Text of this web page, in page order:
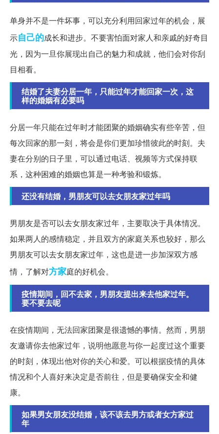
单身并不是一件坏事，可以充分利用回家过年的机会，展
示自己的成长和进步。不要害怕面对家人和亲戚的好奇目
光，因为一旦你展现出自己的魅力和成就，他们会对你刮
目相看。
结婚了夫妻分居一年，只能过年才能回家一次，这
样的婚姻有必要吗
分居一年只能在过年时才能团聚的婚姻确实有些辛苦，但
每次回家的那一刻，将会是你们更加珍惜彼此的时刻。夫
妻在分别的日子里，可以通过电话、视频等方式保持联
系，这种困难的婚姻也算是一种考验和锻炼。
还没有结婚，男朋友可以去女朋友家过年吗
男朋友是否可以去女朋友家过年，主要取决于具体情况。
如果两人的感情稳定，并且双方的家庭关系也较好，那么
男朋友可以去女朋友家过年，这也是进一步加深双方感
情，了解对方家庭的好机会。
疫情期间，回不去家，男朋友提出来去他家过年。
要不要去呢
在疫情期间，无法回家团聚是很遗憾的事情。然而，男朋
友邀请你去他家过年，说明他愿意与你一起度过这个重要
的时刻，体现出他对你的关心和爱。可以根据疫情的具体
情况和个人喜好来决定是否前往，但是要确保安全和健
康。
如果男女朋友没结婚，该不该去男方或者女方家过
年